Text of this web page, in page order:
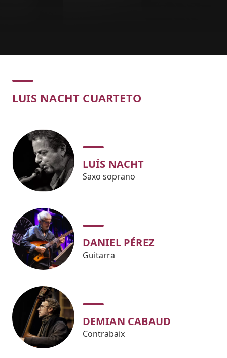
Concert
LUIS NACHT CUARTETO
LUÍS NACHT
Saxo soprano
DANIEL PÉREZ
Guitarra
DEMIAN CABAUD
Contrabaix